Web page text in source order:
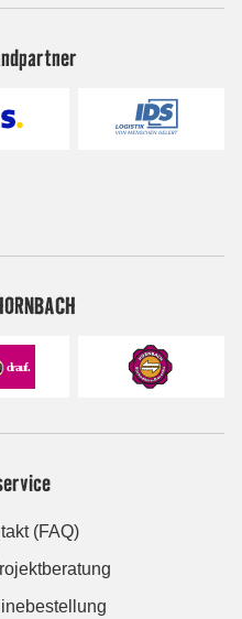
(FAQ)